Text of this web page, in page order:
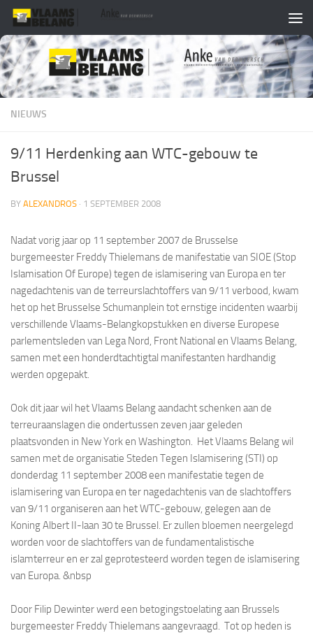
Skip to content
NIEUWS
9/11 Herdenking aan WTC-gebouw te
Brussel
BY ALEXANDROS · 1 SEPTEMBER 2008
Nadat vorig jaar op 11 september 2007 de Brusselse
burgemeester Freddy Thielemans de manifestatie van SIOE (Stop
Islamisation Of Europe) tegen de islamisering van Europa en ter
nagedachtenis van de terreurslachtoffers van 9/11 verbood, kwam
het op het Brusselse Schumanplein tot ernstige incidenten waarbij
verschillende Vlaams-Belangkopstukken en diverse Europese
parlementsleden van Lega Nord, Front National en Vlaams Belang,
samen met een honderdtachtigtal manifestanten hardhandig
werden opgepakt.
Ook dit jaar wil hetVlaams Belang aandacht schenken aan de
terreuraanslagen die ondertussen zeven jaar geleden
plaatsvonden in New York en Washington. HetVlaams Belang wil
samen metde organisatie Steden Tegen Islamisering (STI) op
donderdag 11 september 2008 een manifestatie tegen de
islamisering van Europa en ter nagedachtenis van de slachtoffers
van 9/11 organiseren aan het WTC-gebouw, gelegen aan de
Koning Albert II-laan 30 te Brussel. Er zullen bloemen neergelegd
worden voor de slachtoffers van de fundamentalistische
islamterreur en er zal geprotesteerd worden tegen de islamisering
van Europa. &nbsp
Door Filip Dewinter werd een betogingstoelating aan Brussels
burgemeester Freddy Thielemans aangevraagd. Tot op heden is